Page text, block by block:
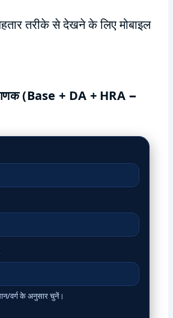
तरीके से देखने के लिए मोबाइल
(Base + DA + HRA −
वर्ग के अनुसार चुनें।